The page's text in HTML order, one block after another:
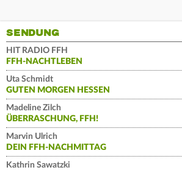
SENDUNG
HIT RADIO FFH
FFH-NACHTLEBEN
Uta Schmidt
GUTEN MORGEN HESSEN
Madeline Zilch
ÜBERRASCHUNG, FFH!
Marvin Ulrich
DEIN FFH-NACHMITTAG
Kathrin Sawatzki